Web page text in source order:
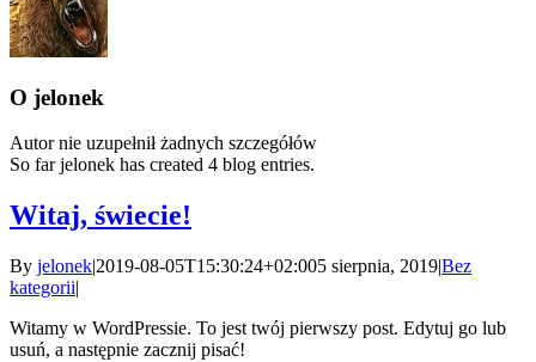
O jelonek
Autor nie uzupełnił żadnych szczegółów
So far jelonek has created 4 blog entries.
Witaj, świecie!
By jelonek|2019-08-05T15:30:24+02:005 sierpnia, 2019|Bez
kategorii|
Witamy w WordPressie. To jest twój pierwszy post. Edytuj go lub
usuń, a następnie zacznij pisać!